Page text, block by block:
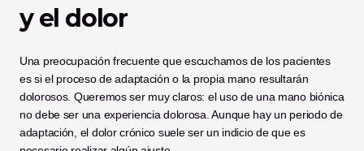
y el dolor
Una preocupación frecuente que escuchamos de los pacientes
es si el proceso de adaptación o la propia mano resultarán
dolorosos. Queremos ser muy claros: el uso de una mano biónica
no debe ser una experiencia dolorosa. Aunque hay un periodo de
adaptación, el dolor crónico suele ser un indicio de que es